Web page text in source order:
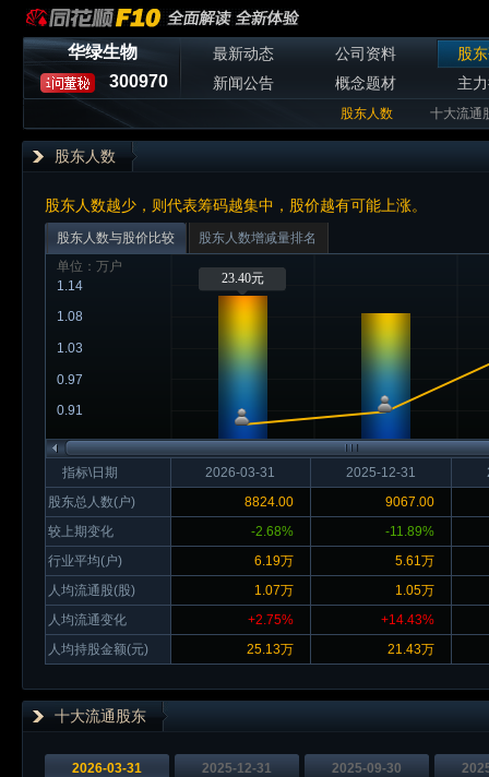
华绿生物
300970
最新动态 公司资料
股
新闻公告
概念题材 主
股东人数 十大流通
股东人数
股东人数越少，则代表筹码越集中，股价越有可能上涨。
股东人数与股价比较
股东人数增减量排名
单位：万户
0.91
0.97
1.03
1.08
1.14 23.40元
指标\日期
股东总人数(户)
较上期变化
行业平均(户)
人均流通股(股)
人均流通变化
人均持股金额(元)
2026-03-31 2025-12-31
8824.00
9067.00
-2.68%
-11.89%
6.19万
5.61万
1.07万
1.05万
+2.75%
+14.43%
25.13万
21.43万
十大流通股东
2026-03-31 2025-12-31 2025-09-30